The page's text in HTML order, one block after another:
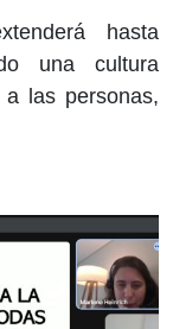
hasta
una cultura
las personas,